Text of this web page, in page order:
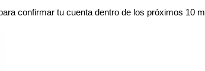
confirmar tu cuenta dentro de los próximos 10